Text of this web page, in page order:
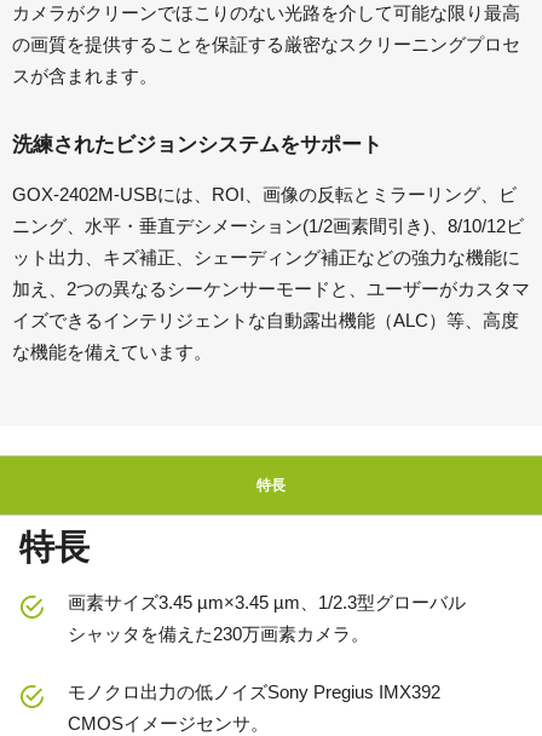
カメラがクリーンでほこりのない光路を介して可能な限り最高
の画質を提供することを保証する厳密なスクリーニングプロセ
スが含まれます。
洗練されたビジョンシステムをサポート
GOX-2402M-USBには、ROI、画像の反転とミラーリング、ビ
ニング、水平・垂直デシメーション(1/2画素間引き)、8/10/12ビ
ット出力、キズ補正、シェーディング補正などの強力な機能に
加え、2つの異なるシーケンサーモードと、ユーザーがカスタマ
イズできるインテリジェントな自動露出機能（ALC）等、高度
な機能を備えています。
特長
特長
画素サイズ3.45 µm×3.45 µm、1/2.3型グローバル
シャッタを備えた230万画素カメラ。
モノクロ出力の低ノイズSony Pregius IMX392
CMOSイメージセンサ。